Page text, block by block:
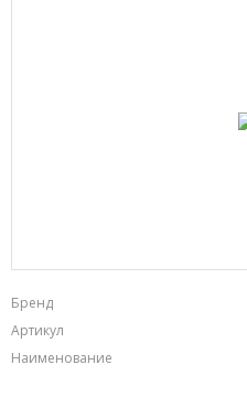
Бренд
Артикул
Наименование